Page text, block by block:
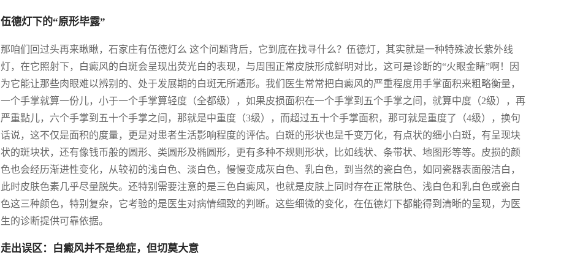
伍德灯下的“原形毕露”
那咱们回过头再来瞅瞅，石家庄有伍德灯么 这个问题背后，它到底在找寻什么？伍德灯，其实就是一种特殊波长紫外线
灯，在它照射下，白癜风的白斑会呈现出荧光白的表现，与周围正常皮肤形成鲜明对比，这可是诊断的“火眼金睛”啊！因
为它能让那些肉眼难以辨别的、处于发展期的白斑无所遁形。我们医生常常把白癜风的严重程度用手掌面积来粗略衡量，
一个手掌就算一份儿，小于一个手掌算轻度（全都级），如果皮损面积在一个手掌到五个手掌之间，就算中度（2级），再
严重點儿，六个手掌到五十个手掌之间，那就是中重度（3级），而超过五十个手掌面积，那可就是重度了（4级），换句
话说，这不仅是面积的度量，更是对患者生活影响程度的评估。白斑的形状也是千变万化，有点状的细小白斑，有呈现块
状的斑块状，还有像钱币般的圆形、类圆形及椭圆形，更有多种不规则形状，比如线状、条带状、地图形等等。皮损的颜
色也会经历渐进性变化，从较初的浅白色、淡白色，慢慢变成灰白色、乳白色，到当然的瓷白色，如同瓷器表面般洁白，
此时皮肤色素几乎尽量脱失。还特别需要注意的是三色白癜风，也就是皮肤上同时存在正常肤色、浅白色和乳白色或瓷白
色这三种颜色，特别复杂，它考验的是医生对病情细致的判断。这些细微的变化，在伍德灯下都能得到清晰的呈现，为医
生的诊断提供可靠依据。
走出误区：白癜风并不是绝症，但切莫大意